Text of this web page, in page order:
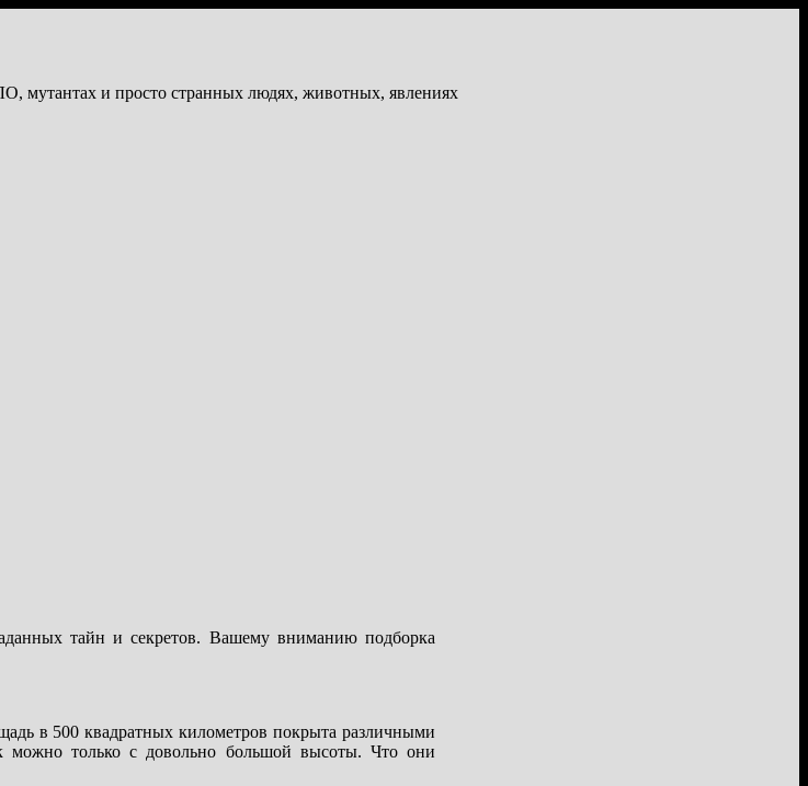
мутантах и просто странных людях, животных, явлениях
тайн и секретов. Вашему вниманию подборка
в 500 квадратных километров покрыта различными
можно только с довольно большой высоты. Что они